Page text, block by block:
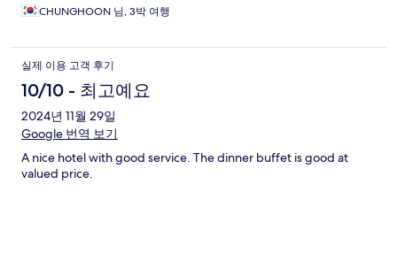
CHUNGHOON 님, 3박 여행
실제 이용 고객 후기
10/10 - 최고예요
2024년 11월 29일
Google 번역 보기
A nice hotel with good service. The dinner buffet is good at
valued price.